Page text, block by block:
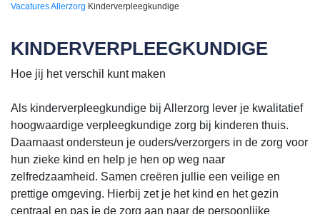
VacaturesAllerzorg Kinderverpleegkundige
KINDERVERPLEEGKUNDIGE
Hoe jij het verschil kunt maken
Als kinderverpleegkundige bij Allerzorg lever je kwalitatief
hoogwaardige verpleegkundige zorg bij kinderen thuis.
Daarnaast ondersteun je ouders/verzorgers in de zorg voor
hun zieke kind en help je hen op weg naar
zelfredzaamheid. Samen creëren jullie een veilige en
prettige omgeving. Hierbij zet je het kind en het gezin
centraal en pas je de zorg aan naar de persoonlijke